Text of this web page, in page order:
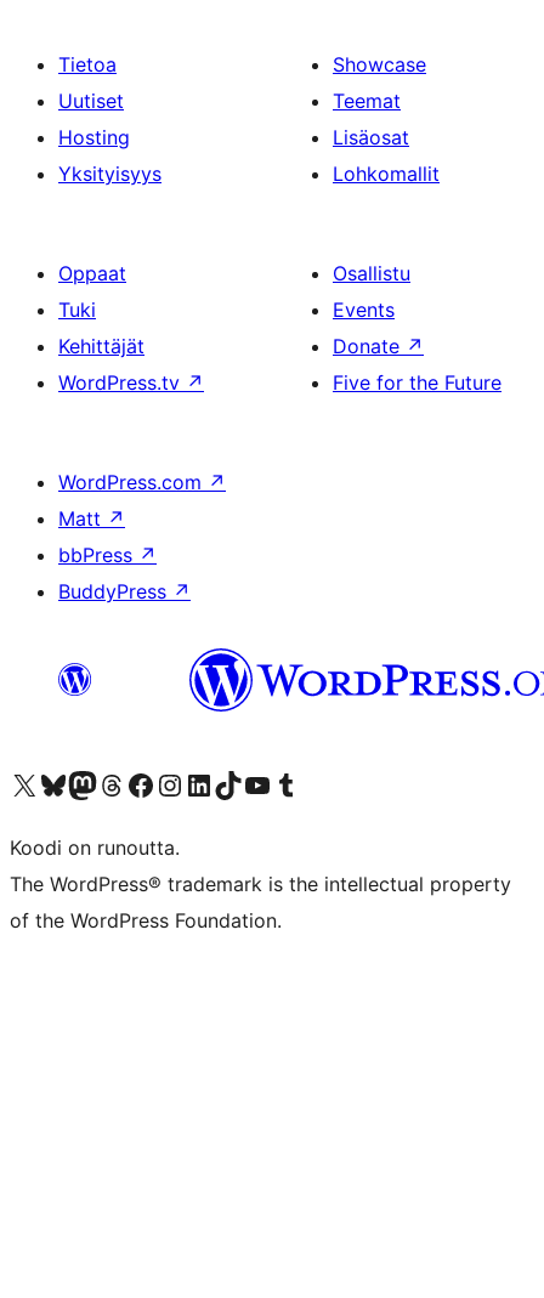
Tietoa
Uutiset
Hosting
Yksityisyys
Showcase
Teemat
Lisäosat
Lohkomallit
Oppaat
Tuki
Kehittäjät
WordPress.tv ↗
Osallistu
Events
Donate ↗
Five for the Future
WordPress.com ↗
Matt ↗
bbPress ↗
BuddyPress ↗
Visit our X (formerly Twitter) account
Visit our Bluesky account
Visit our Mastodon account
Visit our Threads account
Visit our Facebook page
Visit our Instagram account
Visit our LinkedIn account
Visit our TikTok account
Näytä YouTube-kanava
Visit our Tumblr account
Koodi on runoutta.
The WordPress® trademark is the intellectual property
of the WordPress Foundation.